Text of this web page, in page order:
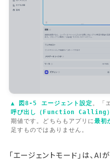
▲ 図8-5 エージェント設定。「
呼び出し（Function Calling）
期値です。どちらもアプリに最初
足すものではありません。
「エージェントモード」は、AIが